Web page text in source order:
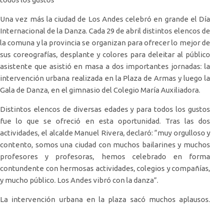
Una vez más la ciudad de Los Andes celebró en grande el Día
Internacional de la Danza. Cada 29 de abril distintos elencos de
la comuna y la provincia se organizan para ofrecer lo mejor de
sus coreografías, desplante y colores para deleitar al público
asistente que asistió en masa a dos importantes jornadas: la
intervención urbana realizada en la Plaza de Armas y luego la
Gala de Danza, en el gimnasio del Colegio María Auxiliadora.
Distintos elencos de diversas edades y para todos los gustos
fue lo que se ofreció en esta oportunidad. Tras las dos
actividades, el alcalde Manuel Rivera, declaró: “muy orgulloso y
contento, somos una ciudad con muchos bailarines y muchos
profesores y profesoras, hemos celebrado en forma
contundente con hermosas actividades, colegios y compañías,
y mucho público. Los Andes vibró con la danza”.
La intervención urbana en la plaza sacó muchos aplausos.